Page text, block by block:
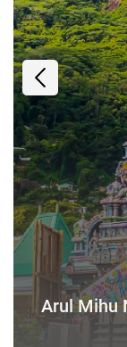
Arul Mihu